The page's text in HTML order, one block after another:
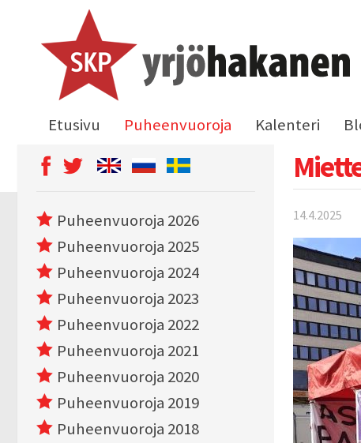
Etusivu Puheenvuoroja Kalenteri
14.4.2025
Puheenvuoroja 2026
Puheenvuoroja 2025
Puheenvuoroja 2024
Puheenvuoroja 2023
Puheenvuoroja 2022
Puheenvuoroja 2021
Puheenvuoroja 2020
Puheenvuoroja 2019
Puheenvuoroja 2018